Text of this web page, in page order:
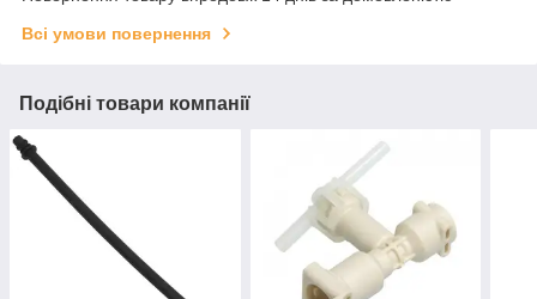
Всі умови повернення
Подібні товари компанії